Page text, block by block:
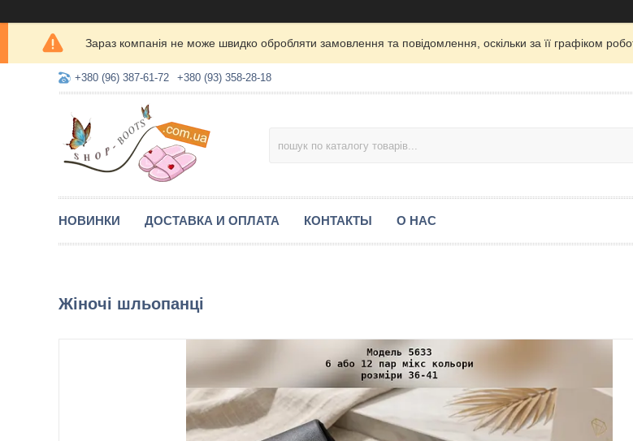
Зараз компанія не може швидко обробляти замовлення та повідомлення, оскільки за її графіком
+380 (96) 387-61-72 +380 (93) 358-28-18
НОВИНКИ ДОСТАВКА И ОПЛАТА КОНТАКТЫ О НАС
Жіночі шльопанці